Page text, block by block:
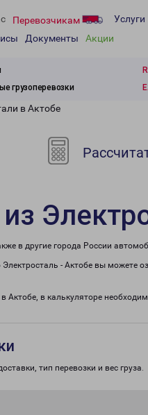
Перевозчикам
Услуги
Документы Акции
грузоперевозки
в Актобе
в другие города России
- Актобе вы можете
Актобе, в калькуляторе
тип перевозки и вес груза.